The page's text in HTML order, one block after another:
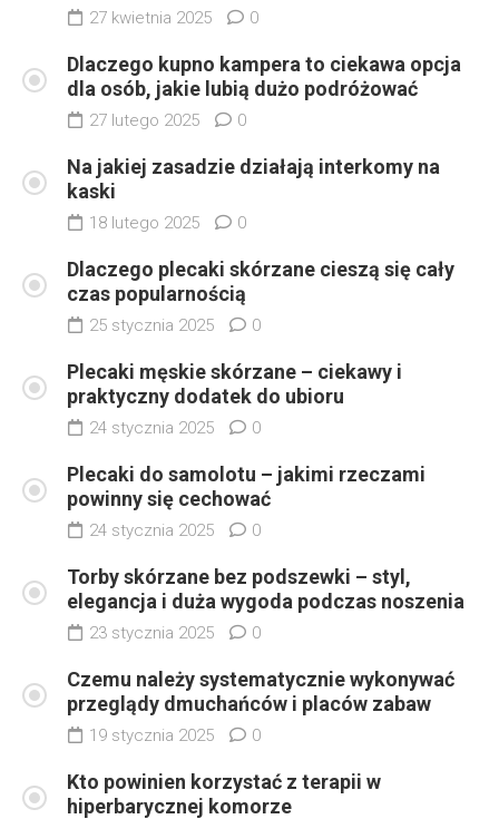
27 kwietnia 2025 0
Dlaczego kupno kampera to ciekawa opcja
dla osób, jakie lubią dużo podróżować
27 lutego 2025 0
Na jakiej zasadzie działają interkomy na
kaski
18 lutego 2025 0
Dlaczego plecaki skórzane cieszą się cały
czas popularnością
25 stycznia 2025 0
Plecaki męskie skórzane – ciekawy i
praktyczny dodatek do ubioru
24 stycznia 2025 0
Plecaki do samolotu – jakimi rzeczami
powinny się cechować
24 stycznia 2025 0
Torby skórzane bez podszewki – styl,
elegancja i duża wygoda podczas noszenia
23 stycznia 2025 0
Czemu należy systematycznie wykonywać
przeglądy dmuchańców i placów zabaw
19 stycznia 2025 0
Kto powinien korzystać z terapii w
hiperbarycznej komorze